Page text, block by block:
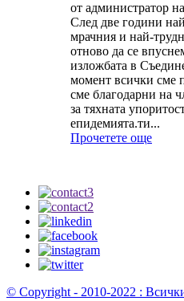
от администратор
След две години
мрачния и най-
отново да се
изложбата в
момент всички сме
сме благодарни на
за тяхната
епидемията.ти...
Прочетете още
© Copyright - 2010-2022 :